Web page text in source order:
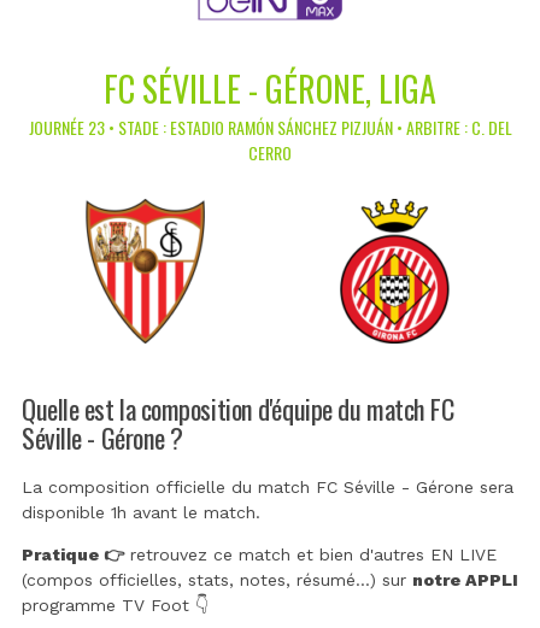
FC SÉVILLE - GÉRONE, LIGA
JOURNÉE 23 • STADE : ESTADIO RAMÓN SÁNCHEZ PIZJUÁN • ARBITRE : C. DEL
CERRO
Quelle est la composition d'équipe du match FC
Séville - Gérone ?
La composition officielle du match FC Séville - Gérone sera
disponible 1h avant le match.
Pratique 👉retrouvez ce match et bien d'autres EN LIVE
(compos officielles, stats, notes, résumé...) sur notre APPLI
programme TV Foot 👇